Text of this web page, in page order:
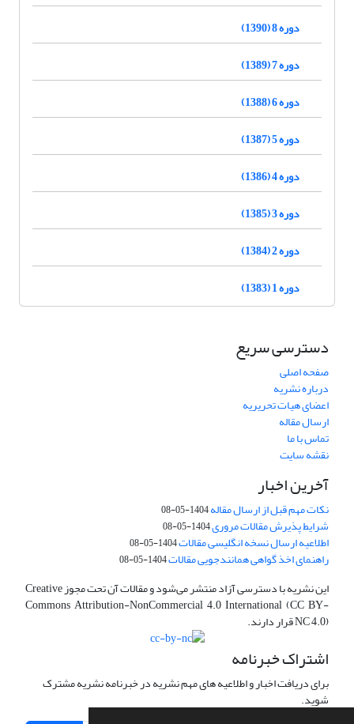
دوره 8 (1390)
دوره 7 (1389)
دوره 6 (1388)
دوره 5 (1387)
دوره 4 (1386)
دوره 3 (1385)
دوره 2 (1384)
دوره 1 (1383)
دسترسی سریع
صفحه اصلی
درباره نشریه
اعضای هیات تحریریه
ارسال مقاله
تماس با ما
نقشه سایت
آخرین اخبار
نکات مهم قبل از ارسال مقاله1404-05-08
شرایط پذیرش مقالات مروری1404-05-08
اطلاعیه ارسال نسخه انگلیسی مقالات1404-05-08
راهنمای اخذ گواهی همانندجویی مقالات1404-05-08
این نشریه با دسترسی آزاد منتشر می‌شود و مقالات آن تحت مجوز Creative
Commons Attribution-NonCommercial 4.0 International (CC BY-
NC 4.0) قرار دارند.
اشتراک خبرنامه
برای دریافت اخبار و اطلاعیه های مهم نشریه در خبرنامه نشریه مشترک
شوید.